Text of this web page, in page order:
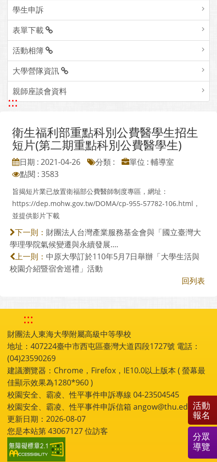
學生申訴
表單下載
活動相簿
大學營隊資訊
親師座談會資料
:::
衛生福利部重點科別公費醫學生招生
短片(第二期重點科別公費醫學生)
日期 : 2021-04-26 分類 :
單位 : 輔導室
點閱 : 3583
旨揭短片業已放置衛福部公費醫師制度專區，網址：
https://dep.mohw.gov.tw/DOMA/cp-955-57782-106.html，
並提供影片下載
下一則： 財團法人台灣產業服務基金會與「國立臺灣大
學理學院氣候變遷與永續發展....
上一則： 中原大學訂於110年5月7日舉辦「大學生活與
校園介紹暨宿舍巡禮」活動
回列表
:::
財團法人東海大學附屬高級中等學校
地址：407224臺中市西屯區臺灣大道四段1727號 電話：
(04)23590269
建議瀏覽器：Chrome，Firefox，IE10.0以上版本 ( 螢幕最
佳顯示效果為1280*960 )
校園安全、霸凌、性平事件申訴專線 04-23504545
校園安全、霸凌、性平事件申訴信箱 angow@thu.edu.tw
更新日期：2026-08-07
您是本站第43067127位訪客
活動
報名
分眾
導覽